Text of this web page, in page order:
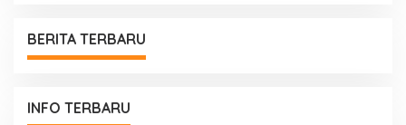
BERITA TERBARU
INFO TERBARU